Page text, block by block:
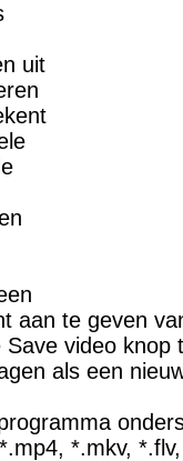
uit
aan te geven
video knop
als een
*.mkv,